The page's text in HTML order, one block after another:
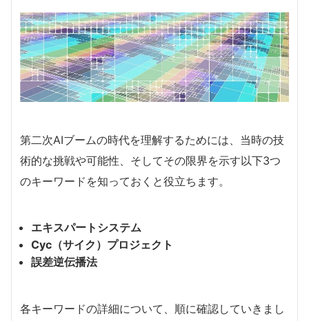
第二次AIブームの時代を理解するためには、当時の技
術的な挑戦や可能性、そしてその限界を示す以下3つ
のキーワードを知っておくと役立ちます。
エキスパートシステム
Cyc（サイク）プロジェクト
誤差逆伝播法
各キーワードの詳細について、順に確認していきまし